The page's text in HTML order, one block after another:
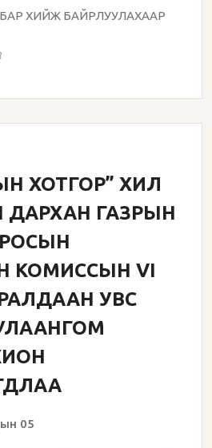
ХИЙЖ БАЙРЛУУЛАХААР
ХОТГОР” ХИЛ
ГАЗРЫН
КОМИССЫН VI
УВС
05